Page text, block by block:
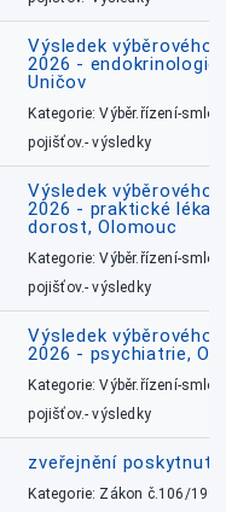
Výsledek výběrového
2026 - endokrinologie
Uničov
Kategorie: Výběr.řízení-
pojišťov.- výsledky
Výsledek výběrového
2026 - praktické
dorost, Olomouc
Kategorie: Výběr.řízení-
pojišťov.- výsledky
Výsledek výběrového
2026 - psychiatrie,
Kategorie: Výběr.řízení-
pojišťov.- výsledky
zveřejnění
Kategorie: Zákon č.106/1999